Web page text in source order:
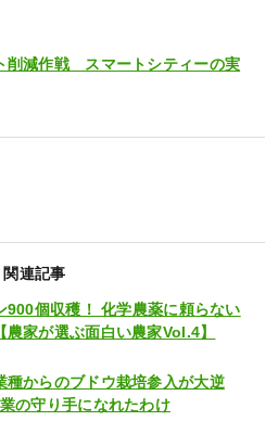
削減作戦 スマートシティーの実
関連記事
900個収穫！ 化学農薬に頼らない
農家が選ぶ面白い農家Vol.4】
種からのブドウ栽培参入が大逆
の守り手になれたわけ